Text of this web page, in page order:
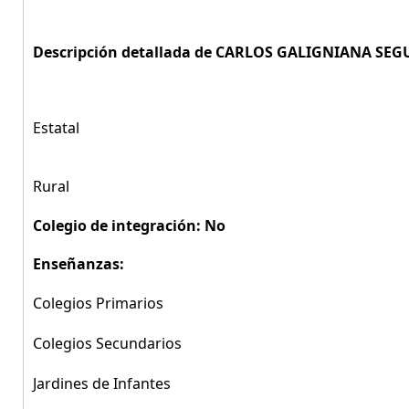
Descripción detallada de CARLOS GALIGNIANA
Estatal
Rural
Colegio de integración: No
Enseñanzas:
Colegios Primarios
Colegios Secundarios
Jardines de Infantes